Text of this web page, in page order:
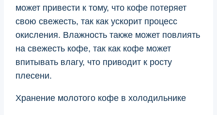
может привести к тому, что кофе потеряет
свою свежесть, так как ускорит процесс
окисления. Влажность также может повлиять
на свежесть кофе, так как кофе может
впитывать влагу, что приводит к росту
плесени.
Хранение молотого кофе в холодильнике